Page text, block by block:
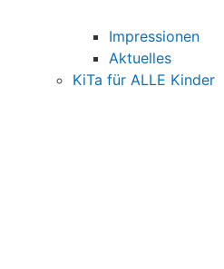
Impressionen
Aktuelles
KiTa für ALLE Kinder